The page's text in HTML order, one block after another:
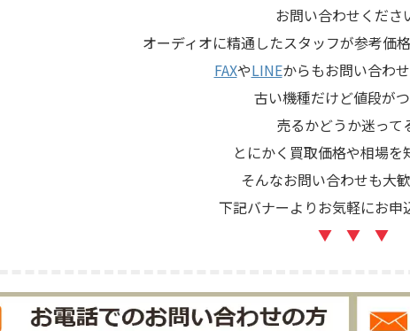
お問い合わせくださ
オーディオに精通したスタッフが参考価
FAXやLINEからもお問い合わ
古い機種だけど値段が
売るかどうか迷って
とにかく買取価格や相場を
そんなお問い合わせも大
下記バナーよりお気軽にお申
▼ ▼ ▼